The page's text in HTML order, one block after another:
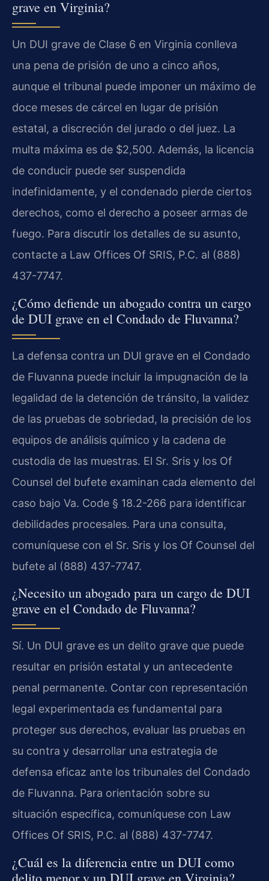
grave en Virginia?
Un DUI grave de Clase 6 en Virginia conlleva
una pena de prisión de uno a cinco años,
aunque el tribunal puede imponer un máximo de
doce meses de cárcel en lugar de prisión
estatal, a discreción del jurado o del juez. La
multa máxima es de $2,500. Además, la licencia
de conducir puede ser suspendida
indefinidamente, y el condenado pierde ciertos
derechos, como el derecho a poseer armas de
fuego. Para discutir los detalles de su asunto,
contacte a Law Offices Of SRIS, P.C. al (888)
437-7747.
¿Cómo defiende un abogado contra un cargo
de DUI grave en el Condado de Fluvanna?
La defensa contra un DUI grave en el Condado
de Fluvanna puede incluir la impugnación de la
legalidad de la detención de tránsito, la validez
de las pruebas de sobriedad, la precisión de los
equipos de análisis químico y la cadena de
custodia de las muestras. El Sr. Sris y los Of
Counsel del bufete examinan cada elemento del
caso bajo Va. Code § 18.2-266 para identificar
debilidades procesales. Para una consulta,
comuníquese con el Sr. Sris y los Of Counsel del
bufete al (888) 437-7747.
¿Necesito un abogado para un cargo de DUI
grave en el Condado de Fluvanna?
Sí. Un DUI grave es un delito grave que puede
resultar en prisión estatal y un antecedente
penal permanente. Contar con representación
legal experimentada es fundamental para
proteger sus derechos, evaluar las pruebas en
su contra y desarrollar una estrategia de
defensa eficaz ante los tribunales del Condado
de Fluvanna. Para orientación sobre su
situación específica, comuníquese con Law
Offices Of SRIS, P.C. al (888) 437-7747.
¿Cuál es la diferencia entre un DUI como
delito menor y un DUI grave en Virginia?